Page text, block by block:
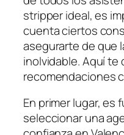
stripper ideal, es
‍cuenta ciertos
asegurarte de que​
inolvidable. Aquí te
recomendaciones
En primer lugar, es
seleccionar una